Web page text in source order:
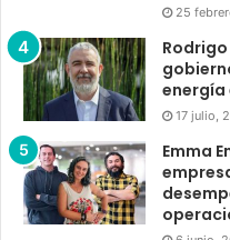
25
energía
17 julio,
Emma